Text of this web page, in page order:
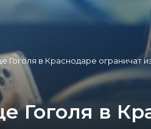
Гоголя в Краснодаре ограничат
Гоголя в